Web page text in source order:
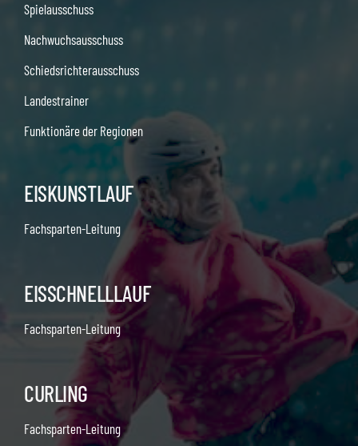
Spielausschuss
Nachwuchsausschuss
Schiedsrichterausschuss
Landestrainer
Funktionäre der Regionen
EISKUNSTLAUF
Fachsparten-Leitung
EISSCHNELLLAUF
Fachsparten-Leitung
CURLING
Fachsparten-Leitung